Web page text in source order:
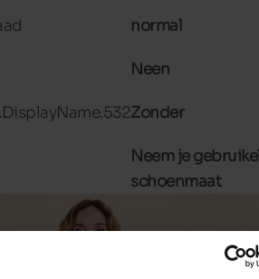
normal
Neen
Zonder
Neem je
schoenmaat